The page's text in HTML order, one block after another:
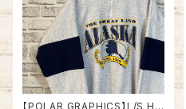
【POLAR GRAPHICS】L/S Hal